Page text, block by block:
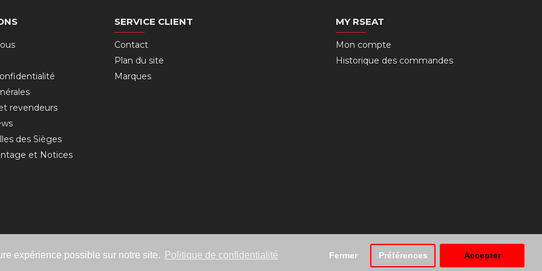
expérience possible sur notre site. Politique de confidentialité Fermer Préférences Accepter
revendeurs
des Sièges
et Notices
SERVICE CLIENT
Contact
Plan du site
Marques
MY RSEAT
Mon compte
Historique des commandes